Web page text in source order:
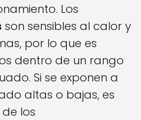
Los
son sensibles al calor y
por lo que es
dentro de un rango
Si se exponen a
altas o bajas, es
los